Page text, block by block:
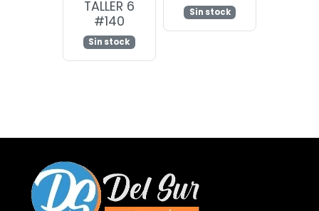
TALLER 6
#140
Sin stock
Sin stock